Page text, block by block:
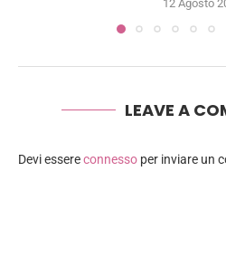
12 Agosto
LEAVE A
Devi essereconnesso per inviare un